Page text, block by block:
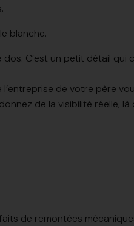
blanche.
C’est un petit détail
de votre père
de la visibilité réelle,
de remontées